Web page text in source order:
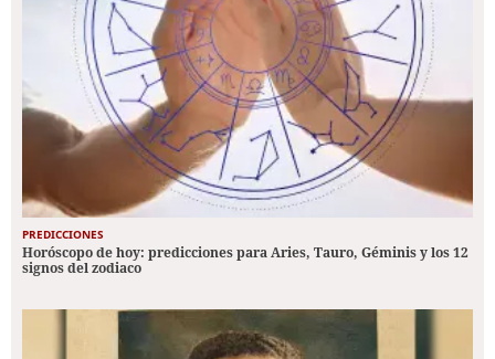
PREDICCIONES
Horóscopo de hoy: predicciones para Aries, Tauro, Géminis y los 12
signos del zodiaco